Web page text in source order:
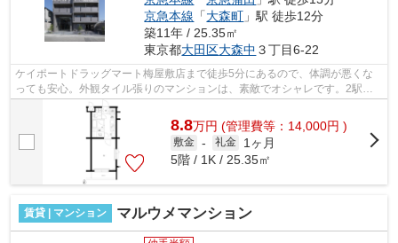
京急本線 「大森町 」駅 徒歩12分
築11年 / 25.35㎡
東京都大田区大森中 ３丁目6-22
ケイポートドラッグマート梅屋敷店まで徒歩5分にあるので、体調が悪くな
っても安心。外観タイル張りのマンションは、素敵でオシャレです。2駅利
用可能なアクセスの良いマンションです...
8.8万円 (管理費等：14,000円 )
敷金 - 礼金
1ヶ月
5階 / 1K / 25.35㎡
賃貸 | マンション マルウメマンション